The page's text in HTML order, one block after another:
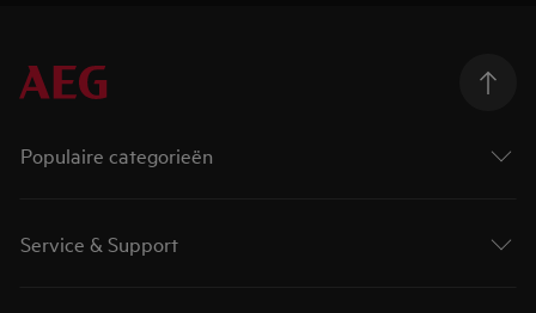
Populaire categorieën
Service & Support